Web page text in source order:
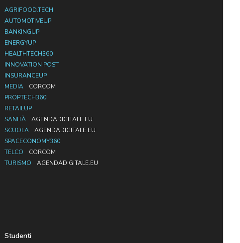
AGRIFOOD.TECH
AUTOMOTIVEUP
BANKINGUP
ENERGYUP
HEALTHTECH360
INNOVATION POST
INSURANCEUP
MEDIA
CORCOM
PROPTECH360
RETAILUP
SANITÀ
AGENDADIGITALE.EU
SCUOLA
AGENDADIGITALE.EU
SPACECONOMY360
TELCO
CORCOM
TURISMO
AGENDADIGITALE.EU
Studenti